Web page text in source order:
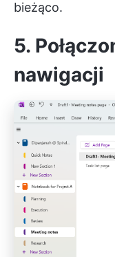
bieżąco.
5.
nawigacji